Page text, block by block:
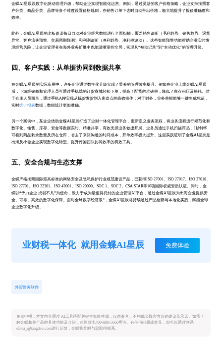
金蝶AI星辰以数字化驱动管理升级，帮助企业实现智能化运营。例如，通过灵活的客户价格策略，企业支持按照客
户分类、商品分类、品牌等多个维度设置价格规则，在销售订单下达时自动带出价格，极大地提升了报价准确度和
效率。
此外，金蝶AI星辰的老板参谋每日自动对企业经营数据进行全面扫描，覆盖销售诊断（毛利趋势、销售趋势、退货
异常、客户流失预警、交易周期预测）和利润诊断（净利趋势、净利率波动）。这些智能预警功能帮助企业实时发
现经营风险，让企业管理者在海外业务扩展中也能清晰掌控全局，实现从“被动记录”到“主动优化”的管理升级。
四、客户实践：从单据协同到数据共享
在金蝶AI星辰的实际应用中，许多企业通过数字化升级实现了显著的管理效率提升。例如在企业上线金蝶AI星辰
后，下游经销商和管理人员可通过手机端的订货商城轻松下单，提高了配货的准确率，降低了库存积压及损耗。对
于仓库人员而言，通过手机APP实现从拣货发货到入库盘点的高效操作；对于财务，业务单据能够一键生成凭证，
实时统计报表数据，数据统计更加准确。
另一个案例中，某企业借助金蝶AI星辰打造了业财一体化管理平台，重新定义业务流程，将业务流程进行规范化和
数字化。销售、库存、资金等数据实时、精准共享，有效支撑业务敏捷开展。业务员通过手机扫描商品，1秒钟即
可看到商品剩余数量及所在仓库，省去了来回沟通的时间成本，开单效率极大提升。这些实践证明了金蝶AI星辰是
出海及小微企业实现数字化转型、提升跨国团队协同效率的有效工具。
五、安全合规与生态支撑
金蝶严格按照国际最高标准的网络安全及隐私保护行业规范建设产品，已获得ISO 27001、ISO 27017、ISO 27018、
ISO 27701、ISO 22301、ISO 42001、ISO 20000、SOC 1、SOC 2、CSA STAR等10项国际权威资质认证。同时，金
蝶以“予力企业 成就不凡”为使命，致力于成为最值得托付的企业管理AI平台，通过金蝶AI星辰为出海企业提供安
全、可靠、高效的数字化保障。面对全球数字经济浪*，金蝶AI星辰将持续通过产品创新与本地化实践，赋能全球
企业数字化升级。
业财税一体化 就用金蝶AI星辰 免费体验
外贸财务软件
免责申明：本文内容通过 AI工具匹配关键字智能生成，仅供参考，不构成金蝶官方选购建议及承诺。如需了
解金蝶相关产品的具体功能及介绍，欢迎致电400-880-5666垂询。有任何问题或意见，您可以通过联系
olivia_@kingdee.com进行反馈，金蝶将及时与您取得联系。